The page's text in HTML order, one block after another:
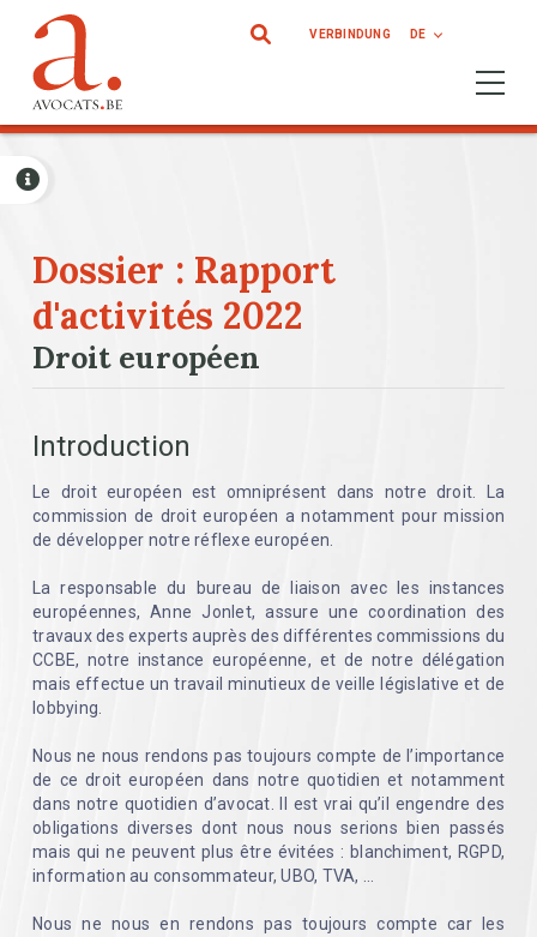
Direkt zum Inhalt
Ouvrir
VERBINDUNG DE
Dossier : Rapport
d'activités 2022
Droit européen
Introduction
Le droit européen est omniprésent dans notre droit. La
commission de droit européen a notamment pour mission
de développer notre réflexe européen.
La responsable du bureau de liaison avec les instances
européennes, Anne Jonlet, assure une coordination des
travaux des experts auprès des différentes commissions du
CCBE, notre instance européenne, et de notre délégation
mais effectue un travail minutieux de veille législative et de
lobbying.
Nous ne nous rendons pas toujours compte de l’importance
de ce droit européen dans notre quotidien et notamment
dans notre quotidien d’avocat. Il est vrai qu’il engendre des
obligations diverses dont nous nous serions bien passés
mais qui ne peuvent plus être évitées : blanchiment, RGPD,
information au consommateur, UBO, TVA, …
Nous ne nous en rendons pas toujours compte car les